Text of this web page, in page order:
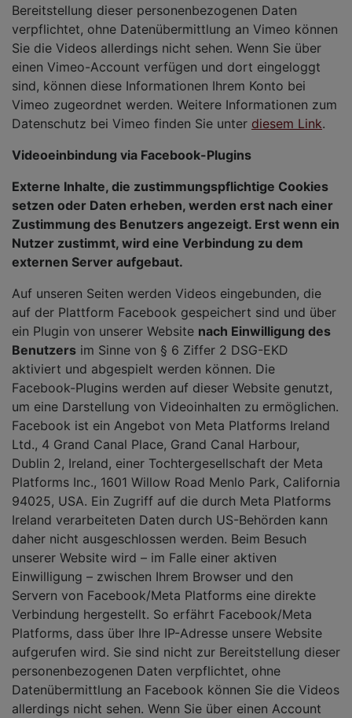
Bereitstellung dieser personenbezogenen Daten
verpflichtet, ohne Datenübermittlung an Vimeo können
Sie die Videos allerdings nicht sehen. Wenn Sie über
einen Vimeo-Account verfügen und dort eingeloggt
sind, können diese Informationen Ihrem Konto bei
Vimeo zugeordnet werden. Weitere Informationen zum
Datenschutz bei Vimeo finden Sie unter diesem Link.
Videoeinbindung via Facebook-Plugins
Externe Inhalte, die zustimmungspflichtige Cookies
setzen oder Daten erheben, werden erst nach einer
Zustimmung des Benutzers angezeigt. Erst wenn ein
Nutzer zustimmt, wird eine Verbindung zu dem
externen Server aufgebaut.
Auf unseren Seiten werden Videos eingebunden, die
auf der Plattform Facebook gespeichert sind und über
ein Plugin von unserer Website nach Einwilligung des
Benutzers im Sinne von § 6 Ziffer 2 DSG-EKD
aktiviert und abgespielt werden können. Die
Facebook-Plugins werden auf dieser Website genutzt,
um eine Darstellung von Videoinhalten zu ermöglichen.
Facebook ist ein Angebot von Meta Platforms Ireland
Ltd., 4 Grand Canal Place, Grand Canal Harbour,
Dublin 2, Ireland, einer Tochtergesellschaft der Meta
Platforms Inc., 1601 Willow Road Menlo Park, California
94025, USA. Ein Zugriff auf die durch Meta Platforms
Ireland verarbeiteten Daten durch US-Behörden kann
daher nicht ausgeschlossen werden. Beim Besuch
unserer Website wird – im Falle einer aktiven
Einwilligung – zwischen Ihrem Browser und den
Servern von Facebook/Meta Platforms eine direkte
Verbindung hergestellt. So erfährt Facebook/Meta
Platforms, dass über Ihre IP-Adresse unsere Website
aufgerufen wird. Sie sind nicht zur Bereitstellung dieser
personenbezogenen Daten verpflichtet, ohne
Datenübermittlung an Facebook können Sie die Videos
allerdings nicht sehen. Wenn Sie über einen Account